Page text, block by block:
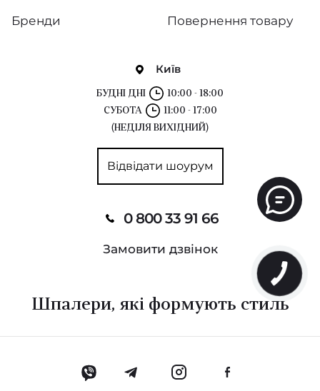
Київ
БУДНІ ДНІ
10:00 - 18:00
СУБОТА
11:00 - 17:00
(НЕДІЛЯ ВИХІДНИЙ)
Відвідати шоурум
0 800 33 91 66
Замовити дзвінок
Бренди
Повернення товару
Шпалери, які формують стиль